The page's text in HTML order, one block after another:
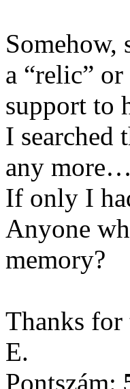
Somehow,
a “relic”
support to
I
any
If only I
Anyone
memory?
Thanks for
E.
Pontszám: